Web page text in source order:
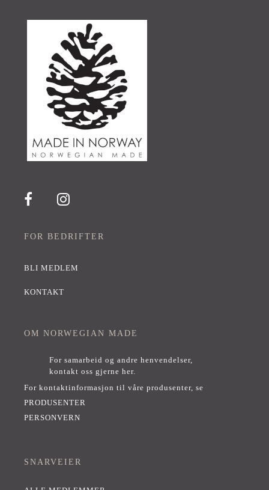
FOR BEDRIFTER
BLI MEDLEM
KONTAKT
OM NORWEGIAN MADE
For samarbeid og andre henvendelser,
kontakt oss gjerne her.
For kontaktinformasjon til våre produsenter, se
PRODUSENTER
PERSONVERN
SNARVEIER